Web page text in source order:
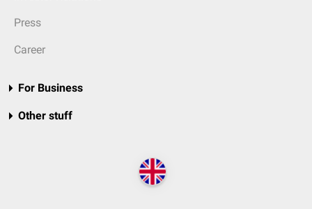
Press
Career
For Business
Other stuff